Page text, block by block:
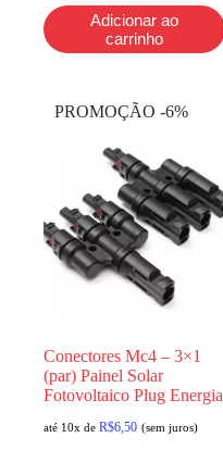
Adicionar ao
carrinho
PROMOÇÃO -6%
Conectores Mc4 – 3×1
(par) Painel Solar
Fotovoltaico Plug Energia
até 10x de R$6,50 (sem juros)